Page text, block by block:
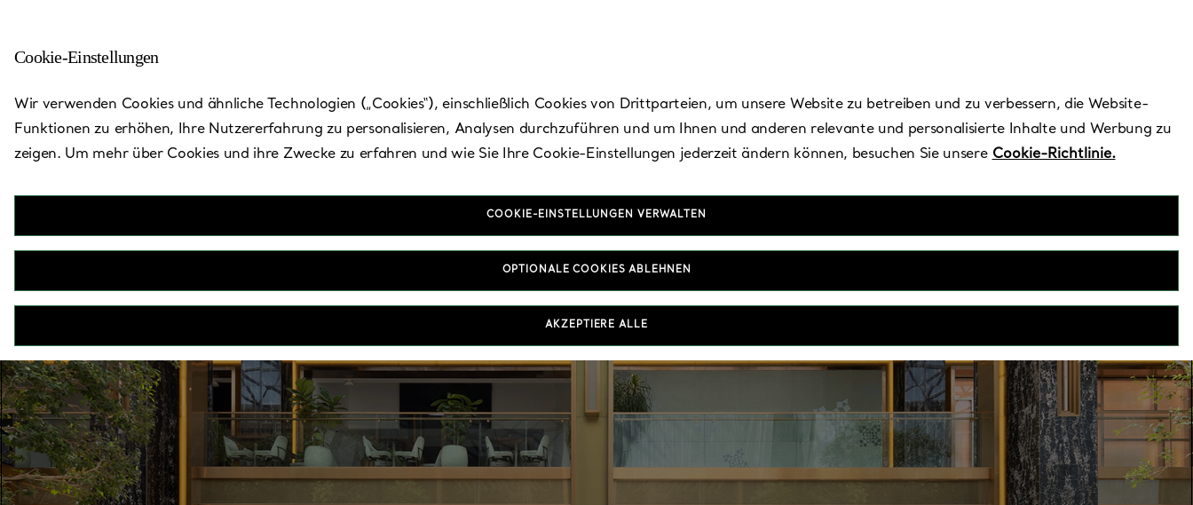
Zurück zu „Store finden“
Cookie-Einstellungen
Wir verwenden Cookies und ähnliche Technologien („Cookies“), einschließlich Cookies von Drittparteien, um unsere Website zu betreiben und zu verbessern, die Website-
Funktionen zu erhöhen, Ihre Nutzererfahrung zu personalisieren, Analysen durchzuführen und um Ihnen und anderen relevante und personalisierte Inhalte und Werbung zu
zeigen. Um mehr über Cookies und ihre Zwecke zu erfahren und wie Sie Ihre Cookie-Einstellungen jederzeit ändern können, besuchen Sie unsere Cookie-Richtlinie.
COOKIE-EINSTELLUNGEN VERWALTEN
OPTIONALE COOKIES ABLEHNEN
AKZEPTIERE ALLE